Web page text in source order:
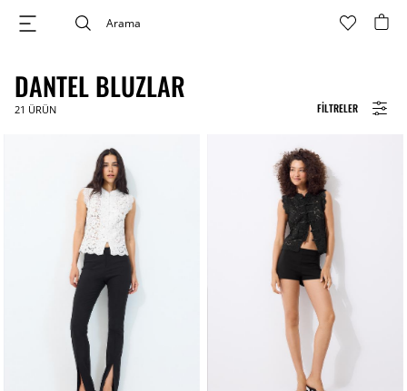
FILTRELER
DANTEL BLUZLAR
21 ÜRÜN